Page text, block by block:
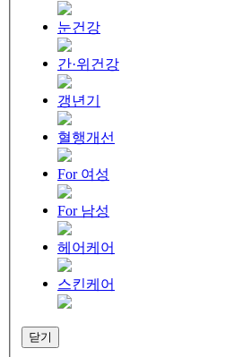
눈건강
간·위건강
갱년기
혈행개선
For 여성
For 남성
헤어케어
스킨케어
닫기